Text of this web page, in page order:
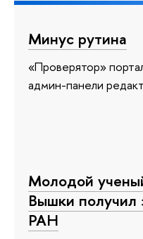
Минус рутина
«Проверятор»
админ-панели
Молодой
Вышки получил
РАН